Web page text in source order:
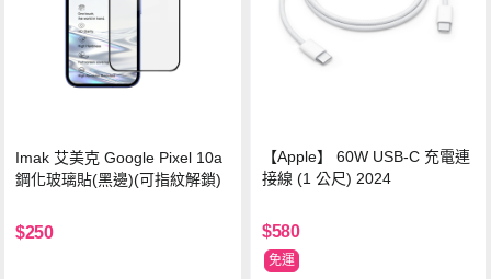
Imak 艾美克 Google Pixel 10a
鋼化玻璃貼(黑邊)(可指紋解鎖)
$250
【Apple】 60W USB-C 充電連
接線 (1 公尺) 2024
$580
免運